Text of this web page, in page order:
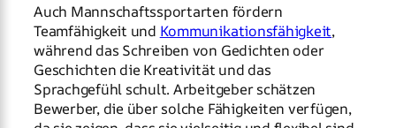
Auch Mannschaftssportarten fördern
Teamfähigkeit und Kommunikationsfähigkeit,
während das Schreiben von Gedichten oder
Geschichten die Kreativität und das
Sprachgefühl schult. Arbeitgeber schätzen
Bewerber, die über solche Fähigkeiten verfügen,